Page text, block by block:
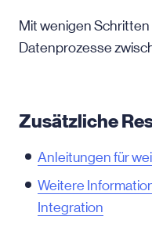
Mit wenigen
Datenprozesse
Zusätzliche
Anleitungen für
Weitere
Integration